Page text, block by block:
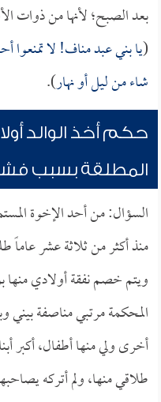
بعد الصبح؛ لأنها من ذوات
(يا بني عبد مناف! لا تمنعوا
شاء من ليل أو نهار).
حكم أخذ الوالد
المطلقة بسبب
السؤال: من أحد الإخوة
منذ أكثر من ثلاثة عشر عاماً
ويتم خصم نفقة أولادي
المحكمة مرتبي مناصفة بيني
أخرى ولي منها أطفال، أكبر
طلاقي منها، ولم أتركه